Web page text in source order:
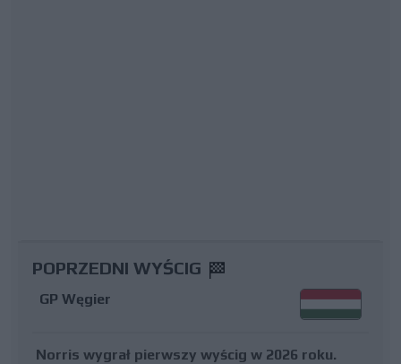
POPRZEDNI WYŚCIG
GP Węgier
Norris wygrał pierwszy wyścig w 2026 roku.